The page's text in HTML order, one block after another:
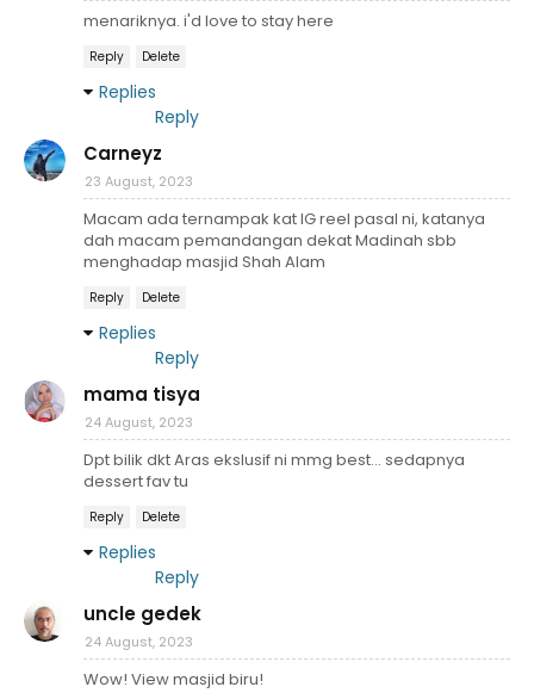
menariknya. i'd love to stay here
Reply Delete
Replies
Reply
Carneyz
23 August, 2023
Macam ada ternampak kat IG reel pasal ni, katanya
dah macam pemandangan dekat Madinah sbb
menghadap masjid Shah Alam
Reply Delete
Replies
Reply
mama tisya
24 August, 2023
Dpt bilik dkt Aras ekslusif ni mmg best... sedapnya
dessert fav tu
Reply Delete
Replies
Reply
uncle gedek
24 August, 2023
Wow! View masjid biru!